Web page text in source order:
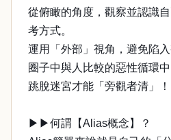
從俯瞰的角度，觀察並認識
考方式。
運用「外部」視角，避免陷
圈子中與人比較的惡性循環中
跳脫迷宮才能「旁觀者清」！
▶▶何謂【Alias概念】？